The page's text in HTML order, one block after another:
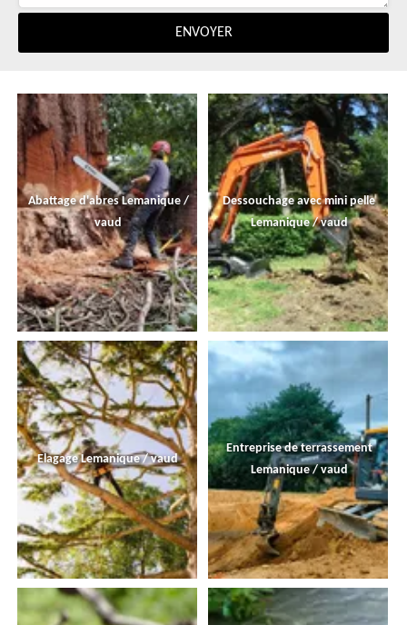
Abattage d'abres Lemanique /
vaud
Dessouchage avec mini pelle
Lemanique / vaud
Elagage Lemanique / vaud
Entreprise de terrassement
Lemanique / vaud